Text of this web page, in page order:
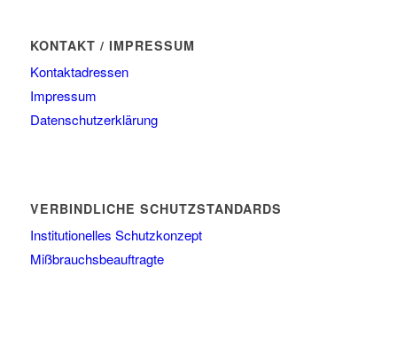
KONTAKT / IMPRESSUM
Kontaktadressen
Impressum
Datenschutzerklärung
VERBINDLICHE SCHUTZSTANDARDS
Institutionelles Schutzkonzept
Mißbrauchsbeauftragte